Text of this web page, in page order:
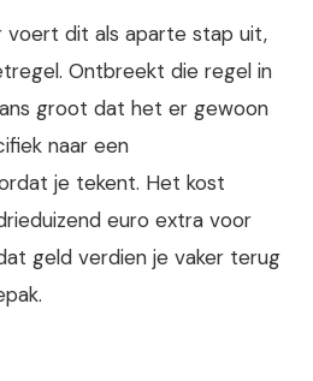
voert dit als aparte stap uit,
Ontbreekt die regel in
groot dat het er gewoon
naar een
je tekent. Het kost
euro extra voor
geld verdien je vaker terug